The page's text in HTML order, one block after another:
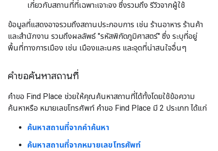
เกี่ยวกับสถานที่ที่เฉพาะเจาะจง ซึ่งรวมถึง รีวิวจากผู้ใช้
ข้อมูลที่แสดงอาจรวมถึงสถานประกอบการ เช่น ร้านอาหาร ร้านค้า
และสำนักงาน รวมถึงผลลัพธ์ "รหัสพิกัดภูมิศาสตร์" ซึ่ง ระบุที่อยู่
พื้นที่ทางการเมือง เช่น เมืองและนคร และจุดที่น่าสนใจอื่นๆ
คำขอค้นหาสถานที่
คำขอ Find Place ช่วยให้คุณค้นหาสถานที่ได้ทั้งโดยใช้ข้อความ
ค้นหาหรือ หมายเลขโทรศัพท์ คำขอ Find Place มี 2 ประเภท ได้แก่
ค้นหาสถานที่จากคำค้นหา
ค้นหาสถานที่จากหมายเลขโทรศัพท์